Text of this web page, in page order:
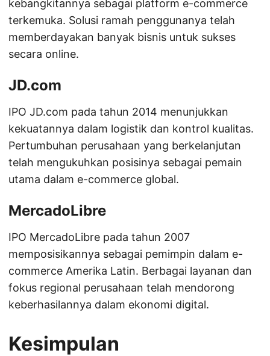
kebangkitannya sebagai platform e-commerce
terkemuka. Solusi ramah penggunanya telah
memberdayakan banyak bisnis untuk sukses
secara online.
JD.com
IPO JD.com pada tahun 2014 menunjukkan
kekuatannya dalam logistik dan kontrol kualitas.
Pertumbuhan perusahaan yang berkelanjutan
telah mengukuhkan posisinya sebagai pemain
utama dalam e-commerce global.
MercadoLibre
IPO MercadoLibre pada tahun 2007
memposisikannya sebagai pemimpin dalam e-
commerce Amerika Latin. Berbagai layanan dan
fokus regional perusahaan telah mendorong
keberhasilannya dalam ekonomi digital.
Kesimpulan